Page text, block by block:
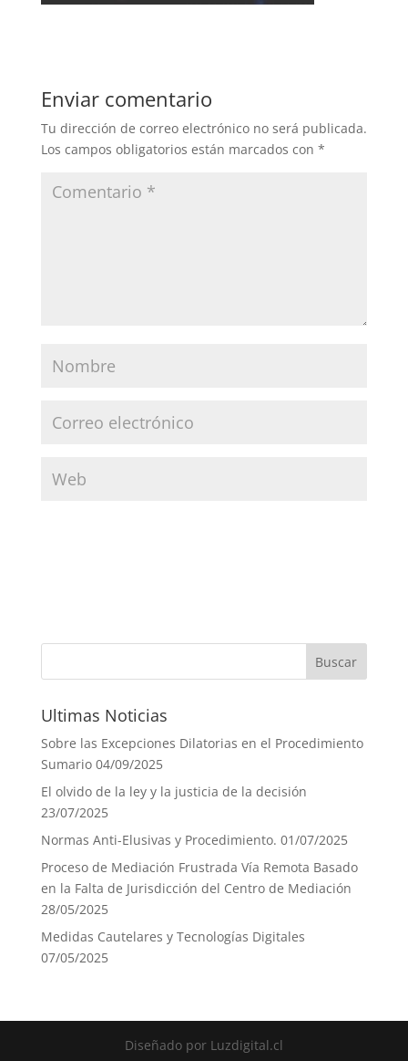
Enviar comentario
Tu dirección de correo electrónico no será publicada.
Los campos obligatorios están marcados con *
Ultimas Noticias
Sobre las Excepciones Dilatorias en el Procedimiento
Sumario 04/09/2025
El olvido de la ley y la justicia de la decisión
23/07/2025
Normas Anti-Elusivas y Procedimiento. 01/07/2025
Proceso de Mediación Frustrada Vía Remota Basado
en la Falta de Jurisdicción del Centro de Mediación
28/05/2025
Medidas Cautelares y Tecnologías Digitales
07/05/2025
Diseñado por Luzdigital.cl